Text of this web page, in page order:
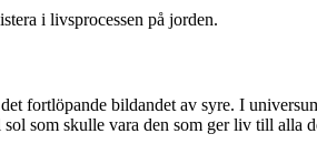
i livsprocessen på jorden.
fortlöpande bildandet av syre. I
som skulle vara den som ger liv till